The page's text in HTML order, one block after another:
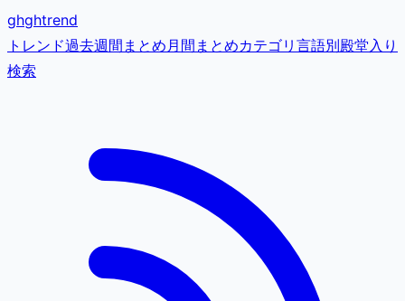
ghghtrend
トレンド過去週間まとめ月間まとめカテゴリ 言語別殿堂入り
検索